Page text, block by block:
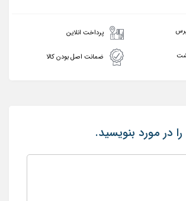
پرداخت انلاین
ضمانت اصل بودن کالا
در مورد بنویسید.